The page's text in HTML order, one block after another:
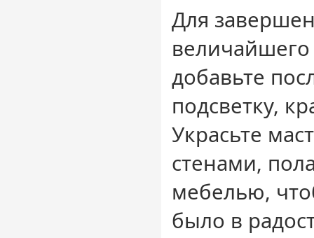
Для
добавьте
подсветку,
Украсьте
стенами,
мебелью,
было в